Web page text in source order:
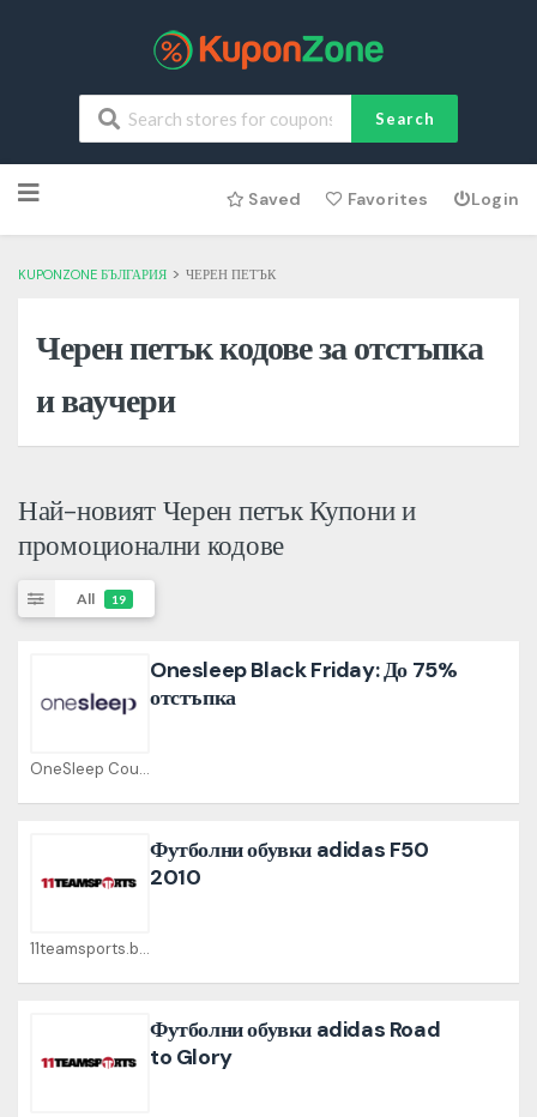
Search
to
content
Saved Favorites Login
KUPONZONE БЪЛГАРИЯ > ЧЕРЕН ПЕТЪК
Черен петък кодове за отстъпка
и ваучери
Най-новият Черен петък Купони и
промоционални кодове
All 19
OneSleep Coupons
Onesleep Black Friday: До 75%
отстъпка
11teamsports.bg Coupons
Футболни обувки adidas F50
2010
Футболни обувки adidas Road
to Glory